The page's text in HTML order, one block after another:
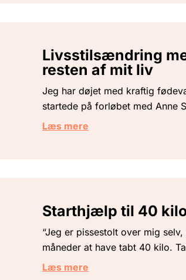
Livsstilsændring
resten af mit liv
Jeg har døjet med kraftig
startede på forløbet med Anne
Læs mere
Starthjælp til 40
“Jeg er pissestolt over mig
måneder at have tabt 40 kilo.
Læs mere